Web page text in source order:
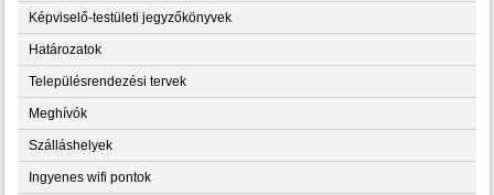
Képviselő-testületi jegyzőkönyvek
Határozatok
Településrendezési tervek
Meghívók
Szálláshelyek
Ingyenes wifi pontok